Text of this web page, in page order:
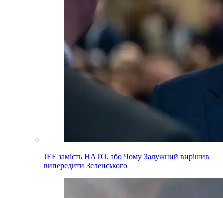
JEF замість НАТО, або Чому Залужний вирішив
випередити Зеленського